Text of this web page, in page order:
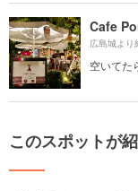
広島城より
空いてた
このスポットが